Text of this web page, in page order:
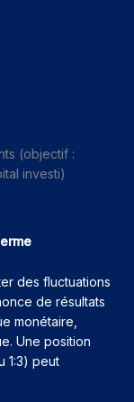
(objectif :
investi)
des fluctuations
de résultats
monétaire,
Une position
1:3) peut